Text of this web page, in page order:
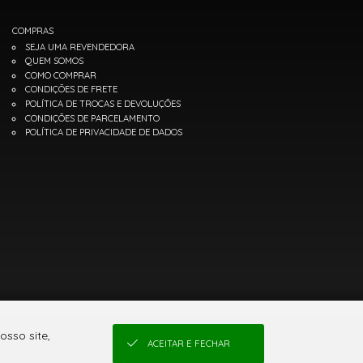
COMPRAS
SEJA UMA REVENDEDORA
QUEM SOMOS
COMO COMPRAR
CONDIÇÕES DE FRETE
POLÍTICA DE TROCAS E DEVOLUÇÕES
CONDIÇÕES DE PARCELAMENTO
POLÍTICA DE PRIVACIDADE DE DADOS
site,
ACEITAR E FECHAR